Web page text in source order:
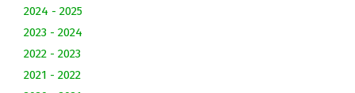
2024 - 2025
2023 - 2024
2022 - 2023
2021 - 2022